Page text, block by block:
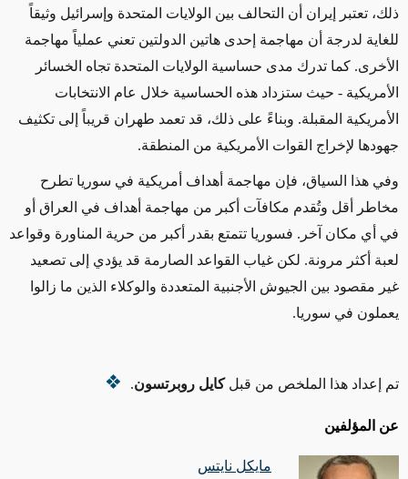
ذلك، تعتبر إيران أن التحالف بين الولايات المتحدة وإسرائيل وثيقاً
للغاية لدرجة أن مهاجمة إحدى هاتين الدولتين تعني عملياً مهاجمة
الأخرى. كما تدرك مدى حساسية الولايات المتحدة تجاه الخسائر
الأمريكية - حيث ستزداد هذه الحساسية خلال عام الانتخابات
الأمريكية المقبلة. وبناءً على ذلك، قد تعمد طهران قريباً إلى تكثيف
جهودها لإخراج القوات الأمريكية من المنطقة.
وفي هذا السياق، فإن مهاجمة أهداف أمريكية في سوريا تطرح
مخاطر أقل وتُقدم مكافآت أكبر من مهاجمة أهداف في العراق أو
في أي مكان آخر. فسوريا تتمتع بقدر أكبر من حرية المناورة وقواعد
لعبة أكثر مرونة. لكن غياب القواعد الصارمة قد يؤدي إلى تصعيد
غير مقصود بين الجيوش الأجنبية المتعددة والوكلاء الذين ما زالوا
يعملون في سوريا.
تم إعداد هذا الملخص من قبلكايل روبرتسون.
عن المؤلفين
مايكل نايتس